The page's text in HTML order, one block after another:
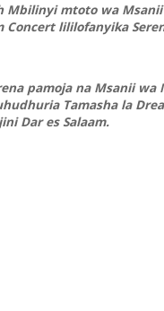
Mbilinyi mtoto wa
Concert lililofanyika
pamoja na Msanii
Tamasha la
Dar es Salaam.